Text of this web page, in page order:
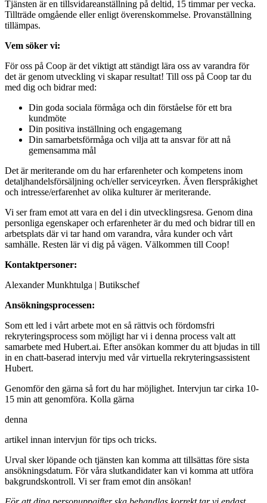
Tjänsten är en tillsvidareanställning på deltid, 15 timmar per vecka.
Tillträde omgående eller enligt överenskommelse. Provanställning
tillämpas.
Vem söker vi:
För oss på Coop är det viktigt att ständigt lära oss av varandra för
det är genom utveckling vi skapar resultat! Till oss på Coop tar du
med dig och bidrar med:
Din goda sociala förmåga och din förståelse för ett bra
kundmöte
Din positiva inställning och engagemang
Din samarbetsförmåga och vilja att ta ansvar för att nå
gemensamma mål
Det är meriterande om du har erfarenheter och kompetens inom
detaljhandelsförsäljning och/eller serviceyrken. Även flerspråkighet
och intresse/erfarenhet av olika kulturer är meriterande.
Vi ser fram emot att vara en del i din utvecklingsresa. Genom dina
personliga egenskaper och erfarenheter är du med och bidrar till en
arbetsplats där vi tar hand om varandra, våra kunder och vårt
samhälle. Resten lär vi dig på vägen. Välkommen till Coop!
Kontaktpersoner:
Alexander Munkhtulga | Butikschef
Ansökningsprocessen:
Som ett led i vårt arbete mot en så rättvis och fördomsfri
rekryteringsprocess som möjligt har vi i denna process valt att
samarbete med Hubert.ai. Efter ansökan kommer du att bjudas in till
in en chatt-baserad intervju med vår virtuella rekryteringsassistent
Hubert.
Genomför den gärna så fort du har möjlighet. Intervjun tar cirka 10-
15 min att genomföra. Kolla gärna
denna
artikel innan intervjun för tips och tricks.
Urval sker löpande och tjänsten kan komma att tillsättas före sista
ansökningsdatum. För våra slutkandidater kan vi komma att utföra
bakgrundskontroll. Vi ser fram emot din ansökan!